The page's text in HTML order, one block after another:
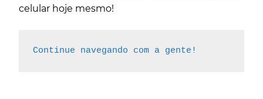
celular hoje mesmo!
Continue navegando com a gente!